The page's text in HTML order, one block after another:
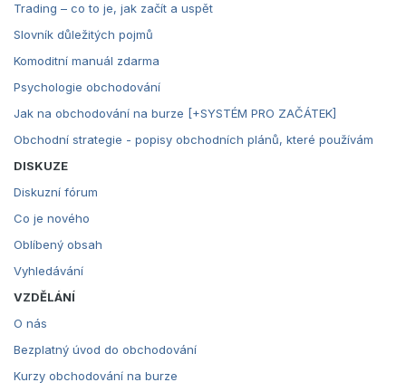
Trading – co to je, jak začít a uspět
Slovník důležitých pojmů
Komoditní manuál zdarma
Psychologie obchodování
Jak na obchodování na burze [+SYSTÉM PRO ZAČÁTEK]
Obchodní strategie - popisy obchodních plánů, které používám
DISKUZE
Diskuzní fórum
Co je nového
Oblíbený obsah
Vyhledávání
VZDĚLÁNÍ
O nás
Bezplatný úvod do obchodování
Kurzy obchodování na burze